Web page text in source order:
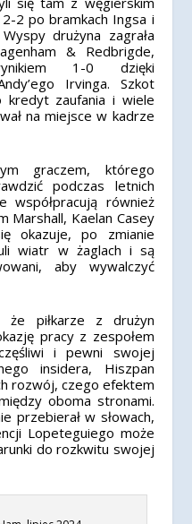
2 po bramkach Ingsa i
drużyna zagrała
& Redbrigde,
1-0 dzięki
Irvinga. Szkot
kredyt zaufania i wiele
na miejsce w kadrze
graczem, którego
podczas letnich
współpracują również
Marshall, Kaelan Casey
okazuje, po zmianie
wiatr w żaglach i są
aby wywalczyć
że piłkarze z drużyn
pracy z zespołem
i pewni swojej
insidera, Hiszpan
rozwój, czego efektem
oboma stronami.
przebierał w słowach,
Lopeteguiego może
do rozkwitu swojej